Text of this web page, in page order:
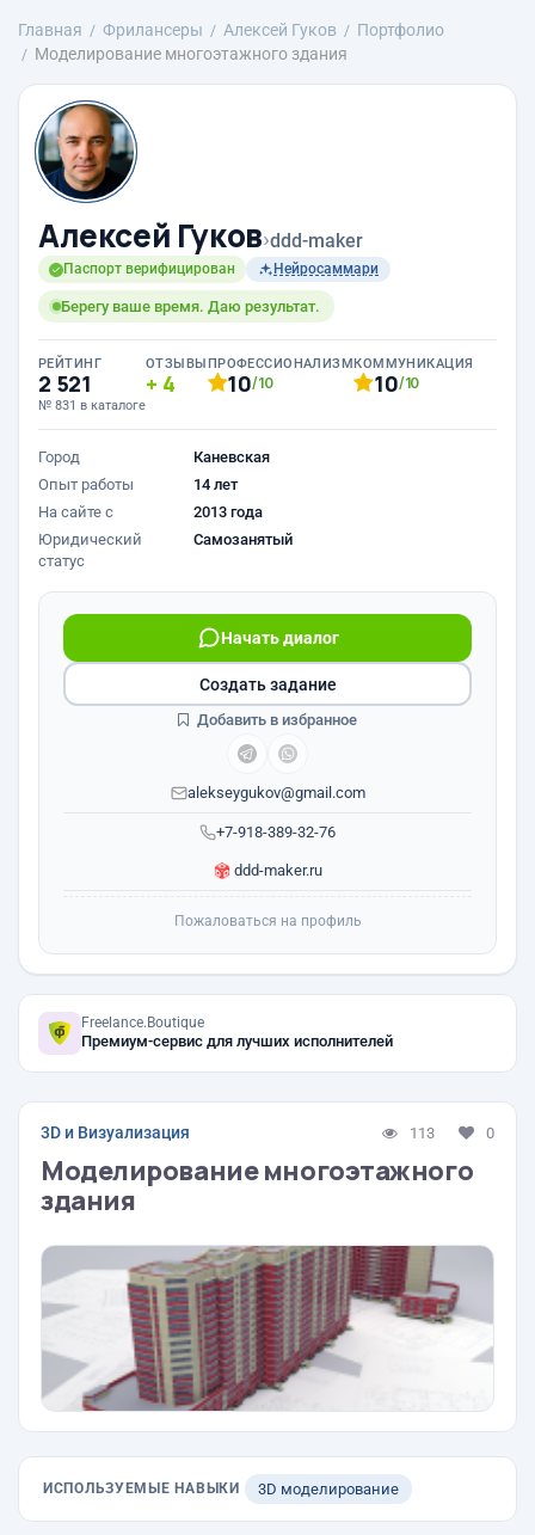
Главная Фрилансеры Алексей Гуков
Портфолио
Моделирование многоэтажного здания
Алексей Гуков›ddd-maker
Паспорт верифицирован Нейросаммари
Берегу ваше время. Даю результат.
РЕЙТИНГ
2 521
№ 831 в каталоге
ОТЗЫВЫ
4
ПРОФЕССИОНАЛИЗМ
10/10
КОММУНИКАЦИЯ
10/10
Город
Каневская
Опыт работы
14 лет
На сайте с
2013 года
Юридический
статус
Самозанятый
+7-918-389-32-76
Начать диалог
alekseygukov@gmail.com
ddd-maker.ru
Создать задание
Добавить в избранное
Пожаловаться на профиль
Freelance.Boutique
Премиум-сервис для лучших исполнителей
3D и Визуализация 113 0
Моделирование многоэтажного
здания
ИСПОЛЬЗУЕМЫЕ НАВЫКИ 3D моделирование